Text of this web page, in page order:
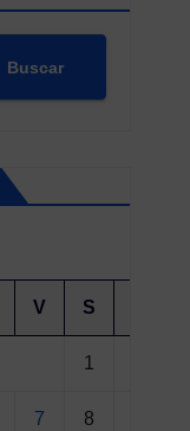
Buscar
V S
1
7 8